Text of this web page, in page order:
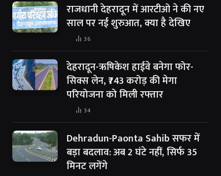
राजधानी देहरादून में आरटीओ ने की नए
साल पर नई शुरुआत, क्या है देखिए
36
देहरादून-ऋषिकेश हाईवे बनेगा फोर-
सिक्स लेन, ₹743 करोड़ की मेगा
परियोजना को मिली रफ्तार
34
Dehradun-Paonta Sahib सफर में
बड़ा बदलाव: अब 2 घंटे नहीं, सिर्फ 35
मिनट लगेंगे